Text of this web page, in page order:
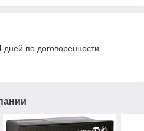
дней по договоренности